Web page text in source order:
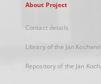
About Project
Contact details
Library of the Jan
Repository of the Jan